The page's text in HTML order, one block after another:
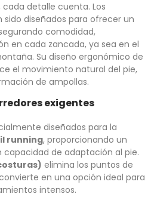
detalle cuenta. Los
sido diseñados para ofrecer un
comodidad,
en cada zancada, ya sea en el
Su diseño ergonómico de
el movimiento natural del pie,
de ampollas.
exigentes
diseñados para la
running, proporcionando un
de adaptación al pie.
elimina los puntos de
en una opción ideal para
intensos.